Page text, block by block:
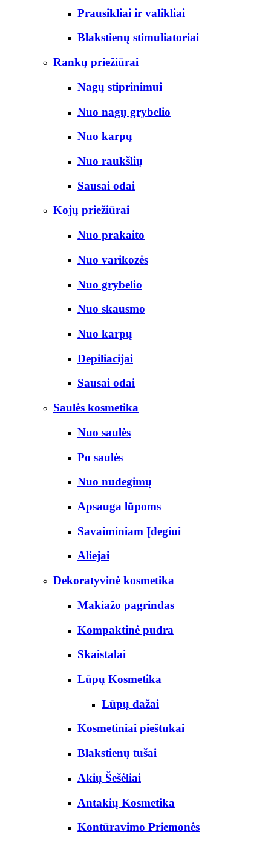
Prausikliai ir valikliai
Blakstienų stimuliatoriai
Rankų priežiūrai
Nagų stiprinimui
Nuo nagų grybelio
Nuo karpų
Nuo raukšlių
Sausai odai
Kojų priežiūrai
Nuo prakaito
Nuo varikozės
Nuo grybelio
Nuo skausmo
Nuo karpų
Depiliacijai
Sausai odai
Saulės kosmetika
Nuo saulės
Po saulės
Nuo nudegimų
Apsauga lūpoms
Savaiminiam Įdegiui
Aliejai
Dekoratyvinė kosmetika
Makiažo pagrindas
Kompaktinė pudra
Skaistalai
Lūpų Kosmetika
Lūpų dažai
Kosmetiniai pieštukai
Blakstienų tušai
Akių Šešėliai
Antakių Kosmetika
Kontūravimo Priemonės